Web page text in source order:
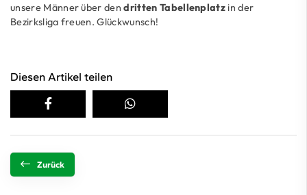
unsere Männer über dendritten Tabellenplatz in der
Bezirksliga freuen. Glückwunsch!
Diesen Artikel teilen
Zurück